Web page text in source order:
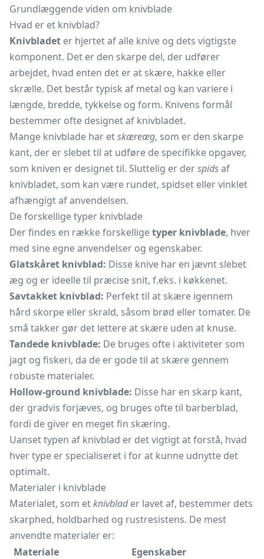
Grundlæggende viden om knivblade
Hvad er et knivblad?
Knivbladet er hjertet af alle knive og dets vigtigste
komponent. Det er den skarpe del, der udfører
arbejdet, hvad enten det er at skære, hakke eller
skrælle. Det består typisk af metal og kan variere i
længde, bredde, tykkelse og form. Knivens formål
bestemmer ofte designet af knivbladet.
Mange knivblade har etskæreæg, som er den skarpe
kant, der er slebet til at udføre de specifikke opgaver,
som kniven er designet til. Sluttelig er derspidsaf
knivbladet, som kan være rundet, spidset eller vinklet
afhængigt af anvendelsen.
De forskellige typer knivblade
Der findes en række forskelligetyper knivblade, hver
med sine egne anvendelser og egenskaber.
Glatskåret knivblad: Disse knive har en jævnt slebet
æg og er ideelle til præcise snit, f.eks. i køkkenet.
Savtakket knivblad: Perfekt til at skære igennem
hård skorpe eller skrald, såsom brød eller tomater. De
små takker gør det lettere at skære uden at knuse.
Tandede knivblade: De bruges ofte i aktiviteter som
jagt og fiskeri, da de er gode til at skære gennem
robuste materialer.
Hollow-ground knivblade: Disse har en skarp kant,
der gradvis forjæves, og bruges ofte til barberblad,
fordi de giver en meget fin skæring.
Uanset typen af knivblad er det vigtigt at forstå, hvad
hver type er specialiseret i for at kunne udnytte det
optimalt.
Materialer i knivblade
Materialet, som etknivblader lavet af, bestemmer dets
skarphed, holdbarhed og rustresistens. De mest
anvendte materialer er:
Materiale
Egenskaber